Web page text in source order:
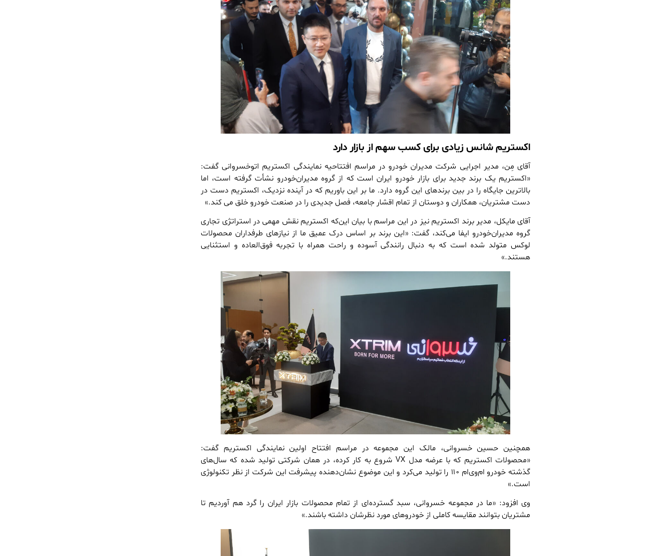
اکستریم شانس زیادی برای کسب سهم از بازار دارد
آقای مِن، مدیر اجرایی شرکت مدیران خودرو در مراسم افتتاحیه نمایندگی اکستریم اتوخسروانی گفت:
«اکستریم یک برند جدید برای بازار خودرو ایران است که از گروه مدیران‌خودرو نشأت گرفته است، اما
بالاترین جایگاه را در بین برندهای این گروه دارد. ما بر این باوریم که در آینده نزدیک، اکستریم دست در
دست مشتریان، همکاران و دوستان از تمام اقشار جامعه، فصل جدیدی را در صنعت خودرو خلق می کند.»
آقای مایکل، مدیر برند اکستریم نیز در این مراسم با بیان این‌که اکستریم نقش مهمی در استراتژی تجاری
گروه مدیران‌خودرو ایفا می‌کند، گفت: «این برند بر اساس درک عمیق ما از نیازهای طرفداران محصولات
لوکس متولد شده است که به دنبال رانندگی آسوده و راحت همراه با تجربه فوق‌العاده و استثنایی
هستند.»
همچنین حسین خسروانی، مالک این مجموعه در مراسم افتتاح اولین نمایندگی اکستریم گفت:
«محصولات اکستریم که با عرضه مدل VX شروع به کار کرده، در همان شرکتی تولید شده که سال‌های
گذشته خودرو ام‌وی‌ام ۱۱۰ را تولید می‌کرد و این موضوع نشان‌دهنده پیشرفت این شرکت از نظر تکنولوژی
است.»
وی افزود: «ما در مجموعه خسروانی، سبد گسترده‌ای از تمام محصولات بازار ایران را گرد هم آوردیم تا
مشتریان بتوانند مقایسه کاملی از خودروهای مورد نظرشان داشته باشند.»